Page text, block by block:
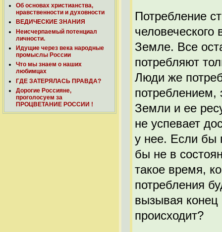
Об основах христианства,
нравственности и духовности
ВЕДИЧЕСКИЕ ЗНАНИЯ
Неисчерпаемый потенциал
личности.
Идущие через века народные
промыслы России
Что мы знаем о наших
любимцах
ГДЕ ЗАТЕРЯЛАСЬ ПРАВДА?
Дорогие Россияне,
проголосуем за
ПРОЦВЕТАНИЕ РОССИИ !
Потребление
Земле. Все
потребляют
Люди же
потреблением,
Земли и ее
не успевает
у нее. Если бы
бы не в
такое время,
потребления
вызывая
происходит?